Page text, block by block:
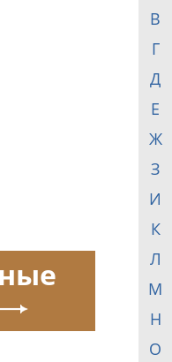
В
Г
Д
Е
Ж
З
И
К
Л
М
Н
О